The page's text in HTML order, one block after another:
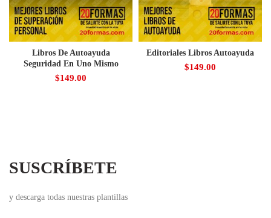
Libros De Autoayuda
Seguridad En Uno Mismo
$149.00
Editoriales Libros Autoayuda
$149.00
SUSCRÍBETE
y descarga todas nuestras plantillas